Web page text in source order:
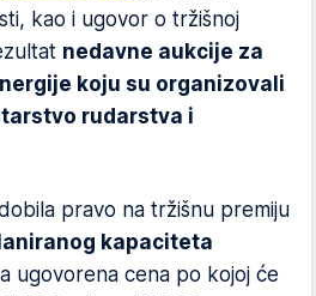
kao i ugovor o tržišnoj
nedavne aukcije za
koju su organizovali
rudarstva i
pravo na tržišnu premiju
kapaciteta
ugovorena cena po kojoj će